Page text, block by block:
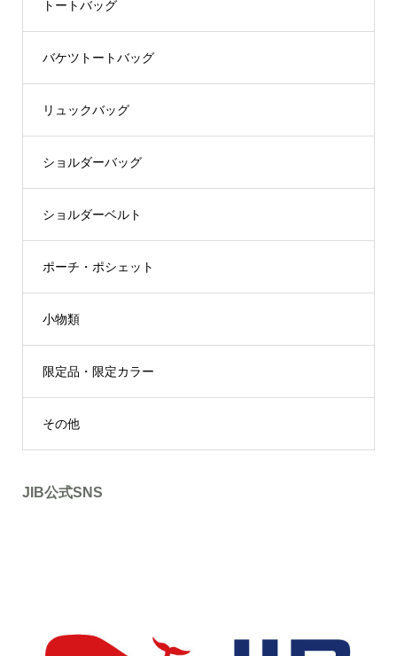
トートバッグ
バケツトートバッグ
リュックバッグ
ショルダーバッグ
ショルダーベルト
ポーチ・ポシェット
小物類
限定品・限定カラー
その他
JIB公式SNS